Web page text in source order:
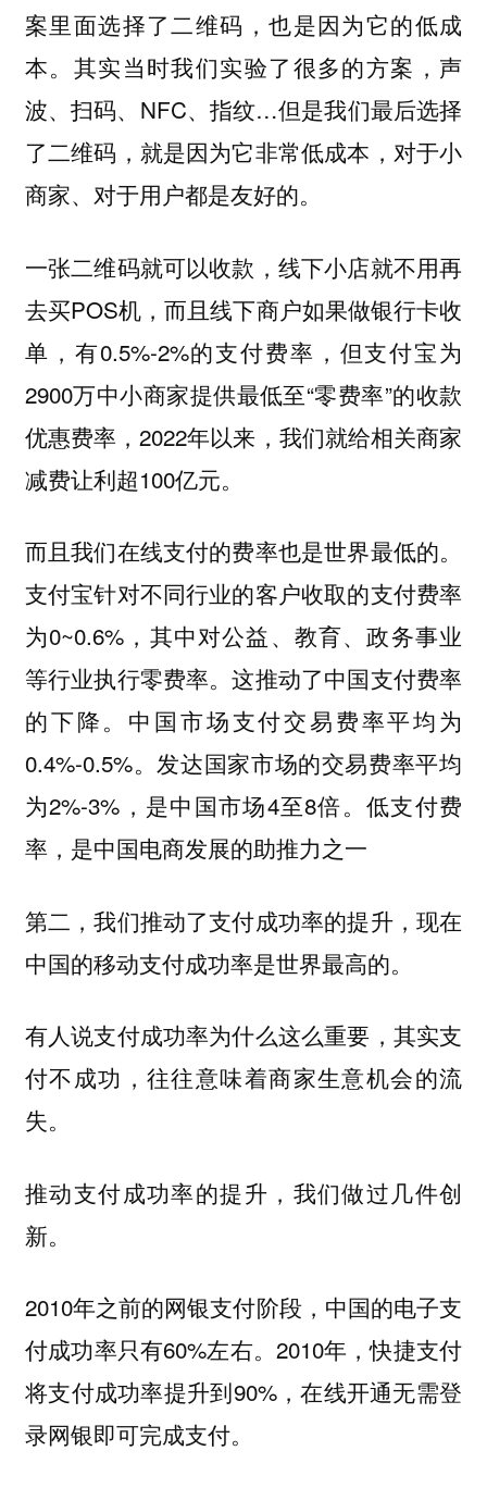
案里面选择了二维码，也是因为它的低成
本。其实当时我们实验了很多的方案，声
波、扫码、NFC、指纹…但是我们最后选择
了二维码，就是因为它非常低成本，对于小
商家、对于用户都是友好的。
一张二维码就可以收款，线下小店就不用再
去买POS机，而且线下商户如果做银行卡收
单，有0.5%-2%的支付费率，但支付宝为
2900万中小商家提供最低至“零费率”的收款
优惠费率，2022年以来，我们就给相关商家
减费让利超100亿元。
而且我们在线支付的费率也是世界最低的。
支付宝针对不同行业的客户收取的支付费率
为0~0.6%，其中对公益、教育、政务事业
等行业执行零费率。这推动了中国支付费率
的下降。中国市场支付交易费率平均为
0.4%-0.5%。发达国家市场的交易费率平均
为2%-3%，是中国市场4至8倍。低支付费
率，是中国电商发展的助推力之一
第二，我们推动了支付成功率的提升，现在
中国的移动支付成功率是世界最高的。
有人说支付成功率为什么这么重要，其实支
付不成功，往往意味着商家生意机会的流
失。
推动支付成功率的提升，我们做过几件创
新。
2010年之前的网银支付阶段，中国的电子支
付成功率只有60%左右。2010年，快捷支付
将支付成功率提升到90%，在线开通无需登
录网银即可完成支付。